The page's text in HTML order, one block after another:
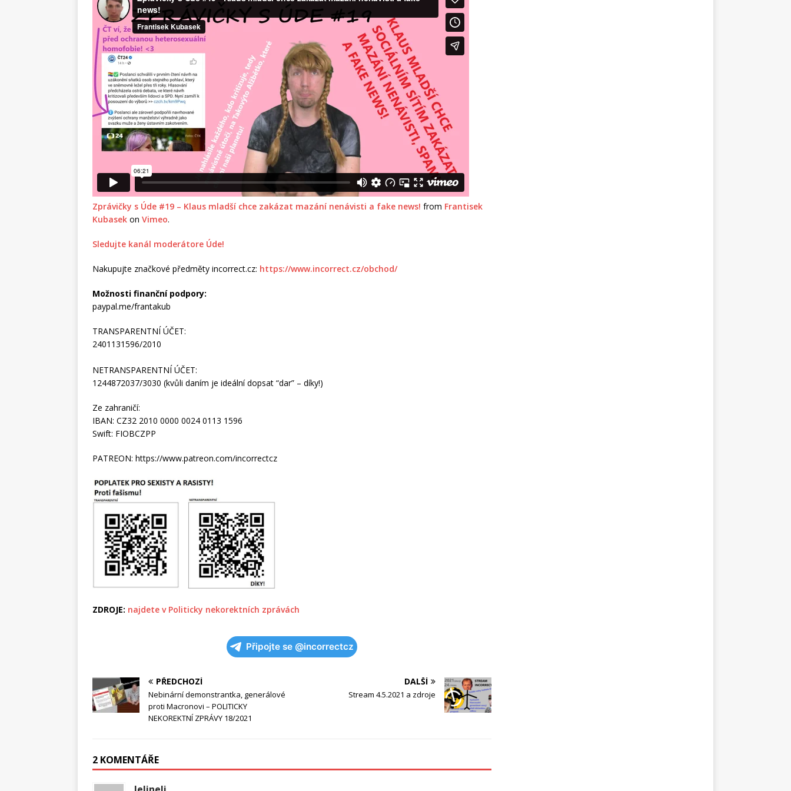
Zprávičky s Úde #19 – Klaus mladší chce zakázat mazání nenávisti a fake news! from Frantisek
Kubasek on Vimeo.
Sledujte kanál moderátore Úde!
Nakupujte značkové předměty incorrect.cz: https://www.incorrect.cz/obchod/
Možnosti finanční podpory:
paypal.me/frantakub
TRANSPARENTNÍ ÚČET:
2401131596/2010
NETRANSPARENTNÍ ÚČET:
1244872037/3030 (kvůli daním je ideální dopsat “dar” – díky!)
Ze zahraničí:
IBAN: CZ32 2010 0000 0024 0113 1596
Swift: FIOBCZPP
PATREON: https://www.patreon.com/incorrectcz
ZDROJE: najdete v Politicky nekorektních zprávách
Připojte se @incorrectcz
PŘEDCHOZÍ
Nebinární demonstrantka, generálové
proti Macronovi – POLITICKY
NEKOREKTNÍ ZPRÁVY 18/2021
DALŠÍ
Stream 4.5.2021 a zdroje
2 KOMENTÁŘE